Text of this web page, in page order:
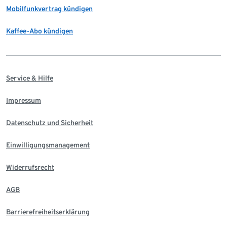
Mobilfunkvertrag kündigen
Kaffee-Abo kündigen
Service & Hilfe
Impressum
Datenschutz und Sicherheit
Einwilligungsmanagement
Widerrufsrecht
AGB
Barrierefreiheitserklärung